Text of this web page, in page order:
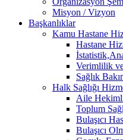
Misyon / Vizyon
Başkanlıklar
Kamu Hastane
Hastane
Verimlilik
Sağlık
Halk Sağlığı
Aile
Toplum
Bulaşıcı
Bulaşıcı